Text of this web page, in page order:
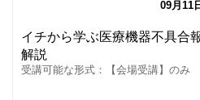
09月11
イチから学ぶ医療機器不具合
解説
受講可能な形式：【会場受講】のみ